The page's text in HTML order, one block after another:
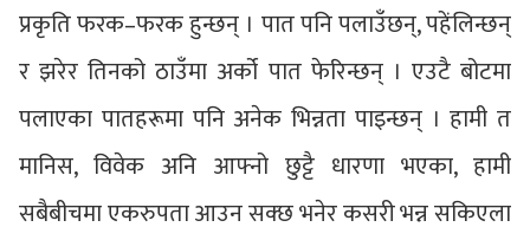
प्रकृति फरक–फरक हुन्छन् । पात पनि पलाउँछन्, पहेंलिन्छन्
र झरेर तिनको ठाउँमा अर्को पात फेरिन्छन् । एउटै बोटमा
पलाएका पातहरूमा पनि अनेक भिन्नता पाइन्छन् । हामी त
मानिस, विवेक अनि आफ्नो छुट्टै धारणा भएका, हामी
सबैबीचमा एकरुपता आउन सक्छ भनेर कसरी भन्न सकिएला